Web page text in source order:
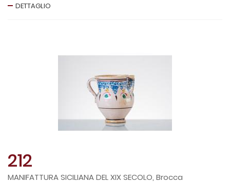
DETTAGLIO
212
MANIFATTURA SICILIANA DEL XIX SECOLO, Brocca